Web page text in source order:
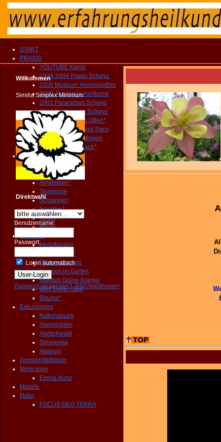
START
PRAXIS
YOUTUBE Kanal
1994-2004 Praxis Schwyz
2000 Museum Homöopathie
2000 Akademie Heilkunst
2001 Paracelsus Schwyz
2004 Panoramas Schwyz
2004-2010 Praxis Olten*
2005 Père Lachaise Paris
2010 Museum Oltingen
2010 Praxis Sissach*
Tiere
Säugetiere*
Beuteltiere*
Amphibien*
Skorpione
Schlangen
Insekten*
Vögel
Bären
Pflanzen
Heilpflanzen
Wildgemüse*
Pflanzenzauber
Kosmos im Garten
Manitus Grüne Krieger
Wolf Dieter Storl
Bäume*
Exkursionen
Nationalpark
Alpengarten
Aletschwald
Simmental
Alpinum
Arzneimittelbilder
Mineralien
Emma Kunz
Metalle
Natur
FOCUS GEO TERRA
Willkommen
Similia Simplex Minimum
Direktwahl
Benutzername:
Passwort:
Login automatisch
Passwort vergessen? Jetzt registrieren!